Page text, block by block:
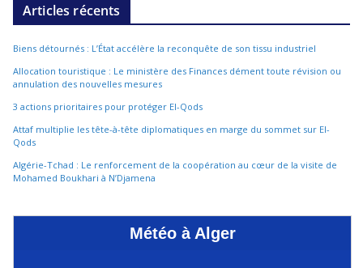
Articles récents
Biens détournés : L’État accélère la reconquête de son tissu industriel
Allocation touristique : Le ministère des Finances dément toute révision ou
annulation des nouvelles mesures
3 actions prioritaires pour protéger El-Qods
Attaf multiplie les tête-à-tête diplomatiques en marge du sommet sur El-
Qods
Algérie-Tchad : Le renforcement de la coopération au cœur de la visite de
Mohamed Boukhari à N’Djamena
Météo à Alger